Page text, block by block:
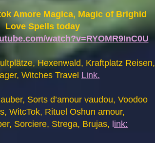
Amore Magica, Magic of Brighid
Love Spells today
watch?v=RYOMR9InC0U
Hexenwald, Kraftplatz Reisen,
Witches Travel Link.
Sorts d’amour vaudou, Voodoo
WitcTok, Rituel Oshun amour,
Sorciere, Strega, Brujas, ink: